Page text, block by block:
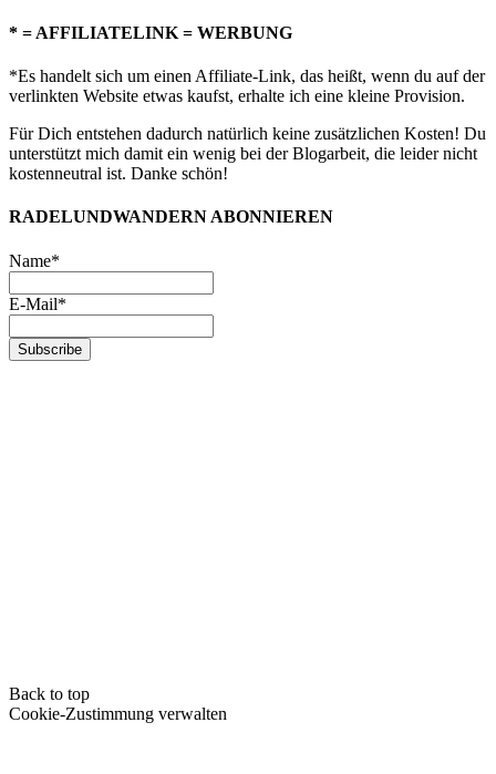
* = AFFILIATELINK = WERBUNG
*Es handelt sich um einen Affiliate-Link, das heißt, wenn du auf der
verlinkten Website etwas kaufst, erhalte ich eine kleine Provision.
Für Dich entstehen dadurch natürlich keine zusätzlichen Kosten! Du
unterstützt mich damit ein wenig bei der Blogarbeit, die leider nicht
kostenneutral ist. Danke schön!
RADELUNDWANDERN ABONNIEREN
Name*
E-Mail*
Back to top
Cookie-Zustimmung verwalten